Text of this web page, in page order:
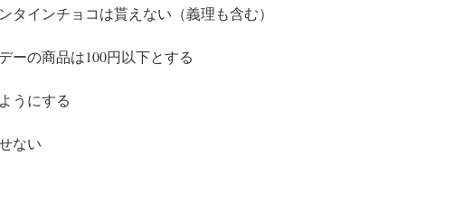
インチョコは貰えない（義理も含む）
の商品は100円以下とする
うにする
ない